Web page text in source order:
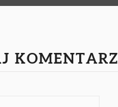
KOMENTARZ